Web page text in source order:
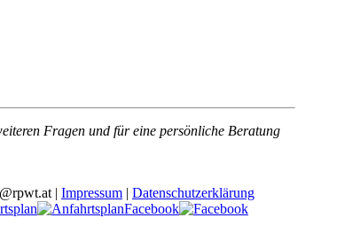
Fragen und für eine persönliche Beratung
| Impressum | Datenschutzerklärung
Facebook